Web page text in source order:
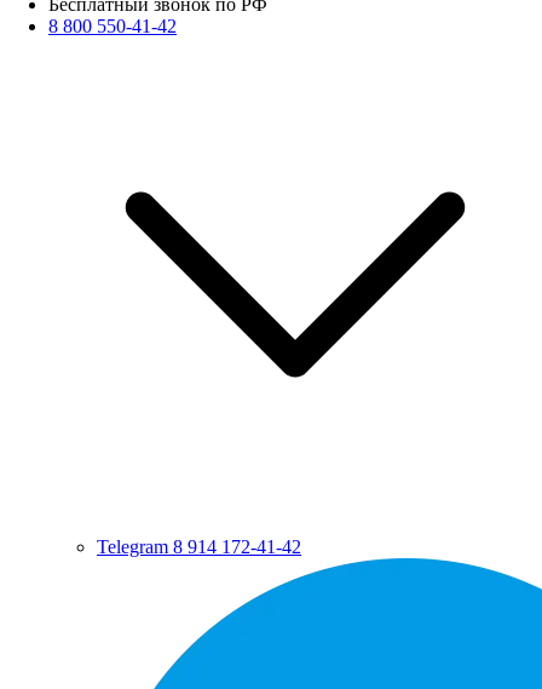
Бесплатный звонок по РФ
8 800 550-41-42
Telegram 8 914 172-41-42